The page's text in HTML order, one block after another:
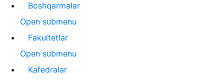
Boshqarmalar
Open submenu
Fakultetlar
Open submenu
Kafedralar